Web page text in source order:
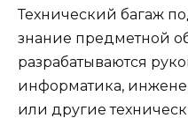
Технический багаж
знание предметной
разрабатываются
информатика,
или другие